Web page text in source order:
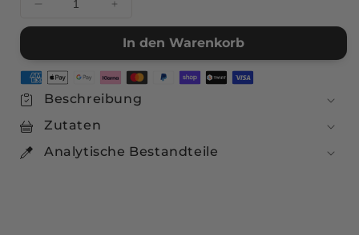
Menge
für
Knochen
&amp;
Gelenke
akuten
Leidensphasen
verringern
für
Für
Knochen
&amp;
Gelenke
Leidensphasen
In den Warenkorb
Beschreibung
Zutaten
Analytische Bestandteile